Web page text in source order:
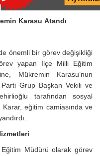
Karasu Atandı
önemli bir görev değişikliği
yapan İlçe Milli Eğitim
Mükremin Karasu’nun
Parti Grup Başkan Vekili ve
tarafından sosyal
eğitim camiasında ve
Müdürü olarak görev